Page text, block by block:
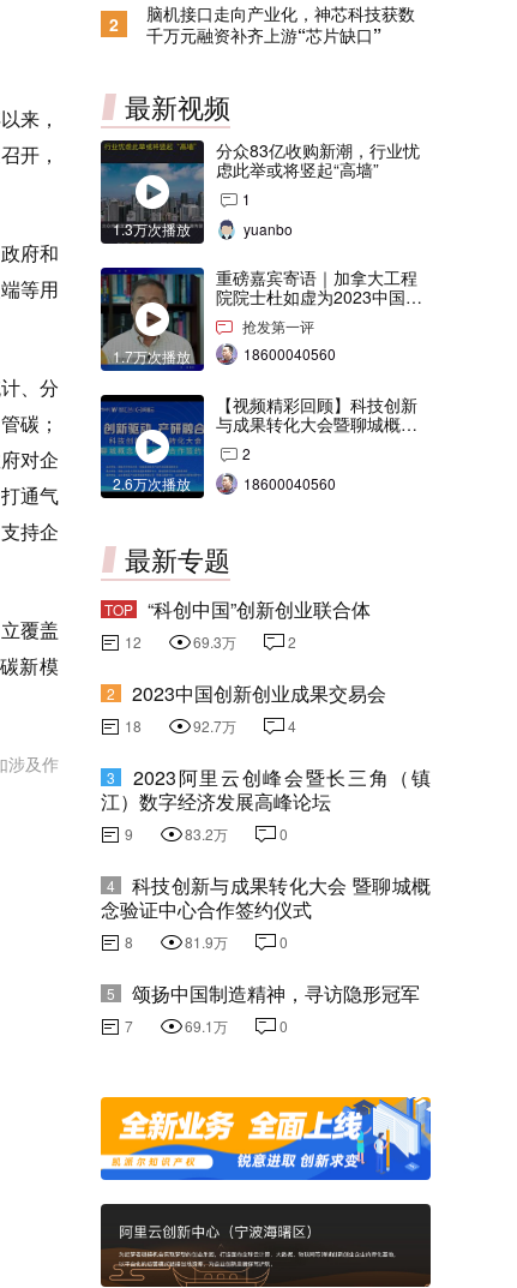
来，
开，
府和
等用
、分
碳；
对企
通气
持企
覆盖
新模
涉及作
2
脑机接口走向产业化，神芯科技获数
千万元融资补齐上游“芯片缺口”
最新视频
1.3万次播放
分众83亿收购新潮，行业忧
虑此举或将竖起“高墙”
1
yuanbo
1.7万次播放
重磅嘉宾寄语｜加拿大工程
院院士杜如虚为2023中国创
交会打Call！
抢发第一评
18600040560
2.6万次播放
【视频精彩回顾】科技创新
与成果转化大会暨聊城概念
验证中心合作签约仪式
2
18600040560
最新专题
TOP “科创中国”创新创业联合体
12 69.3万 2
2 2023中国创新创业成果交易会
18 92.7万 4
3
2023阿里云创峰会暨长三角（镇
江）数字经济发展高峰论坛
9 83.2万 0
4
科技创新与成果转化大会 暨聊城概
念验证中心合作签约仪式
8 81.9万 0
5 颂扬中国制造精神，寻访隐形冠军
7 69.1万 0